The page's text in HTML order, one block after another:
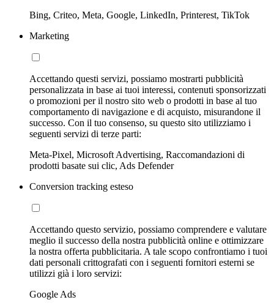
Bing, Criteo, Meta, Google, LinkedIn, Printerest, TikTok
Marketing
Accettando questi servizi, possiamo mostrarti pubblicità
personalizzata in base ai tuoi interessi, contenuti sponsorizzati
o promozioni per il nostro sito web o prodotti in base al tuo
comportamento di navigazione e di acquisto, misurandone il
successo. Con il tuo consenso, su questo sito utilizziamo i
seguenti servizi di terze parti:
Meta-Pixel, Microsoft Advertising, Raccomandazioni di
prodotti basate sui clic, Ads Defender
Conversion tracking esteso
Accettando questo servizio, possiamo comprendere e valutare
meglio il successo della nostra pubblicità online e ottimizzare
la nostra offerta pubblicitaria. A tale scopo confrontiamo i tuoi
dati personali crittografati con i seguenti fornitori esterni se
utilizzi già i loro servizi:
Google Ads